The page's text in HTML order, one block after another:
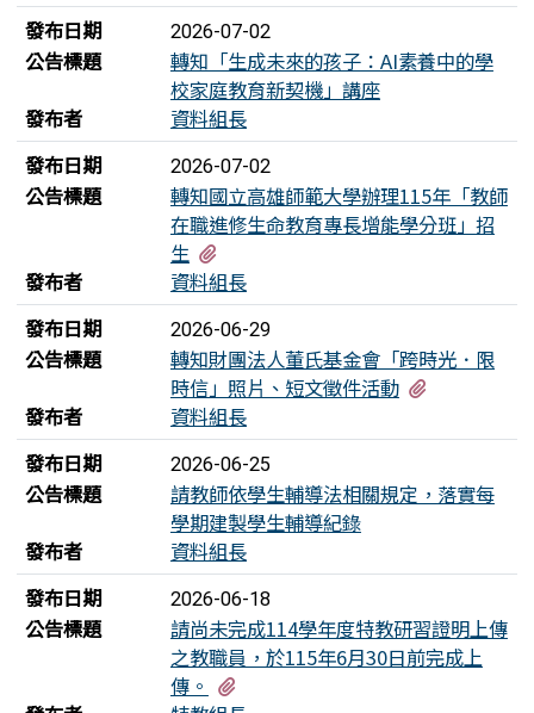
發布日期
2026-07-02
公告標題
轉知「生成未來的孩子：AI素養中的學
校家庭教育新契機」講座
發布者
資料組長
發布日期
2026-07-02
公告標題
轉知國立高雄師範大學辦理115年「教師
在職進修生命教育專長增能學分班」招
生
發布者
資料組長
發布日期
2026-06-29
公告標題
轉知財團法人董氏基金會「跨時光．限
時信」照片、短文徵件活動
發布者
資料組長
發布日期
2026-06-25
公告標題
請教師依學生輔導法相關規定，落實每
學期建製學生輔導紀錄
發布者
資料組長
發布日期
2026-06-18
公告標題
請尚未完成114學年度特教研習證明上傳
之教職員，於115年6月30日前完成上
傳。